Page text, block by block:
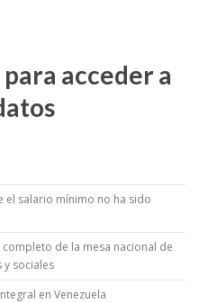
acceder a
salario mínimo no ha sido
de la mesa nacional de
sociales
en Venezuela